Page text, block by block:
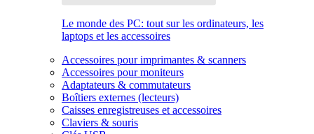
Le monde des PC: tout sur les ordinateurs, les
laptops et les accessoires
Accessoires pour imprimantes & scanners
Accessoires pour moniteurs
Adaptateurs & commutateurs
Boîtiers externes (lecteurs)
Caisses enregistreuses et accessoires
Claviers & souris